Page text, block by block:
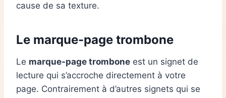
cause de sa texture.
Le marque-page trombone
Le marque-page trombone est un signet de
lecture qui s’accroche directement à votre
page. Contrairement à d’autres signets qui se